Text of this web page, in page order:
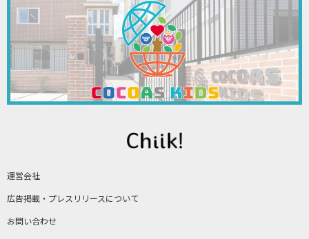
運営会社
広告掲載・プレスリリースについて
お問い合わせ